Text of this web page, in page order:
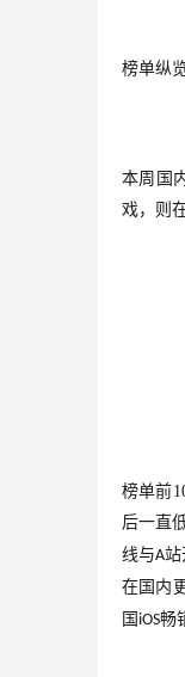
榜单纵
本周国
戏，则
榜单前
后一直
线与A站
在国内
国 iOS畅